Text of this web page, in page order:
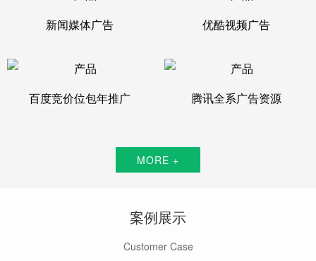
新闻媒体广告 优酷视频广告
百度竞价位包年推广 腾讯全系广告资源
MORE +
案例展示
Customer Case